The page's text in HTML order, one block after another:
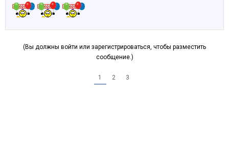
(Вы должны войти или зарегистрироваться, чтобы разместить
сообщение.)
1 2 3